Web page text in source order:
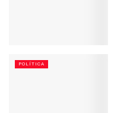
POLÍTICA